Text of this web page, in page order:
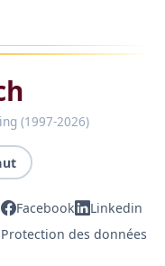
(1997-2026)
Facebook
Linkedin
des données